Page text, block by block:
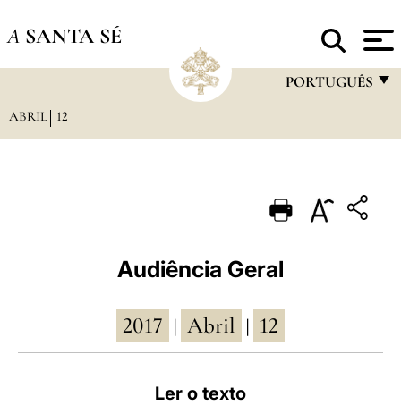
A SANTA SÉ
PORTUGUÊS
PORTUGUÊS
ABRIL 12
Audiência Geral
2017 Abril 12
Ler o texto